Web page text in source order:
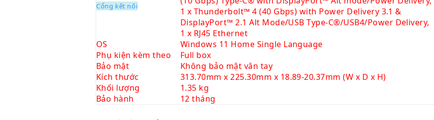
Cổng kết nối
1 x Thunderbolt™ 4 (40 Gbps) with Power Delivery 3.1 &
DisplayPort™ 2.1 Alt Mode/USB Type-C®/USB4/Power Delivery,
1 x RJ45 Ethernet
OS
Windows 11 Home Single Language
Phụ kiện kèm theo
Full box
Bảo mật
Không bảo mật vân tay
Kích thước
313.70mm x 225.30mm x 18.89-20.37mm (W x D x H)
Khối lượng
1.35 kg
Bảo hành
12 tháng